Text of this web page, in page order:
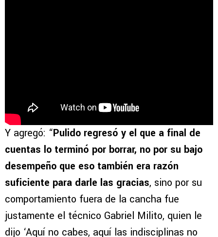
Y agregó: “Pulido regresó y el que a final de
cuentas lo terminó por borrar, no por su bajo
desempeño que eso también era razón
suficiente para darle las gracias, sino por su
comportamiento fuera de la cancha fue
justamente el técnico Gabriel Milito, quien le
dijo ‘Aquí no cabes, aquí las indisciplinas no